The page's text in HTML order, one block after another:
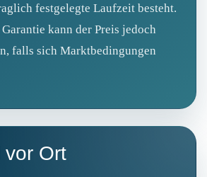
festgelegte Laufzeit besteht.
kann der Preis jedoch
falls sich Marktbedingungen
vor Ort